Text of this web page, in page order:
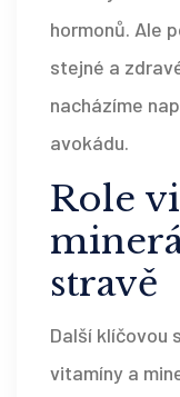
hormonů. Ale
stejné a
nacházíme
avokádu.
Role
stravě
Další klíčovou
vitamíny a